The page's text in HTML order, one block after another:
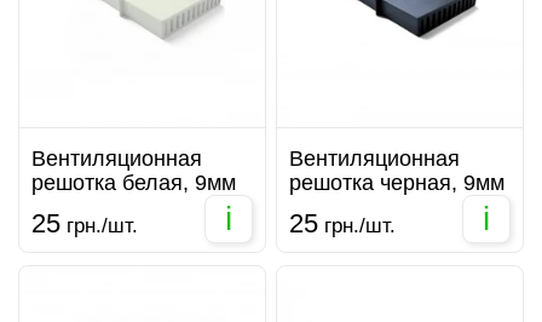
Вентиляционная
решотка белая, 9мм
25 грн./шт. i
Вентиляционная
решотка черная, 9мм
25 грн./шт. i